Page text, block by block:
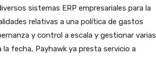
sistemas ERP empresariales para la
relativas a una política de gastos
y control a escala y gestionar varias
fecha, Payhawk ya presta servicio a